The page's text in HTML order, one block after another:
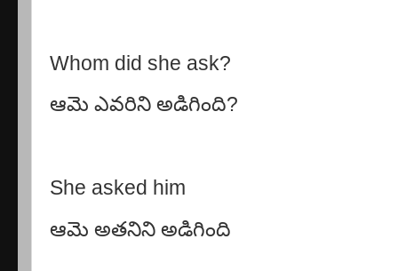
Whom did she ask?
ఆమె ఎవరిని అడిగింది?
She asked him
ఆమె అతనిని అడిగింది